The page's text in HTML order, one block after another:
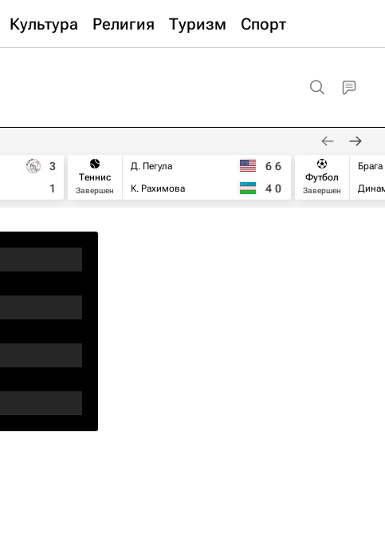
Культура Религия Туризм Спорт
3
1
Теннис
Завершен
Д. Пегула
К. Рахимова
6 6
4 0
Футбол
Завершен
Брага